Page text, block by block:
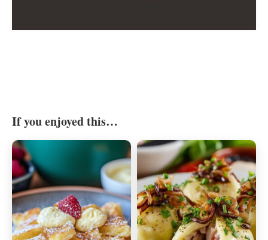
If you enjoyed this…